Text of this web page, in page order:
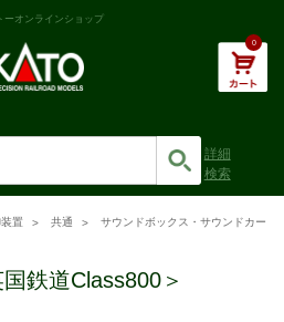
ーオンラインショップ
0
詳細
検索
置 共通
サウンドボックス・サウンドカー
鉄道Class800＞